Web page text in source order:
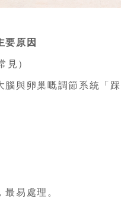
原因
）
卵巢嘅調節系統「踩
易處理。